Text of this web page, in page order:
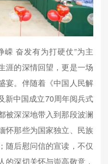
嵘 奋发有为打硬仗”为主
涯的深情回望，更是一场
宴。伴随着《中国人民解
新中国成立70周年阅兵式
被深深地带入到那段波澜
怀那些为国家独立、民族
随后慰问信的宣读，不仅
的深切关怀与崇高敬意，